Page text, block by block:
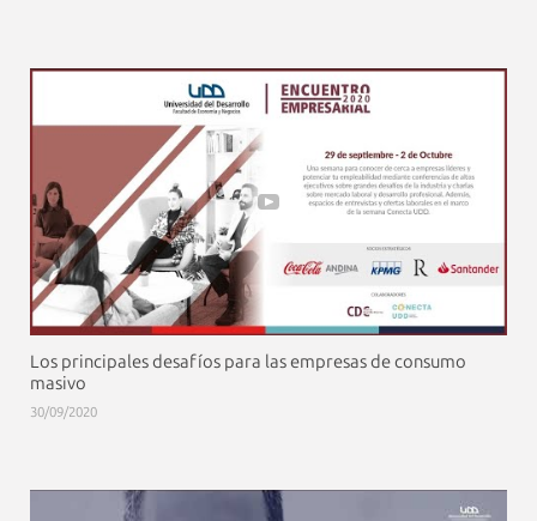
Los principales desafíos para las empresas de consumo
masivo
30/09/2020